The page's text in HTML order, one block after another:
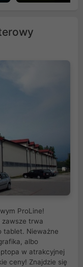
ProLine!
zawsze trwa
tablet. Nieważne
albo
w atrakcyjnej
ceny! Znajdzie się